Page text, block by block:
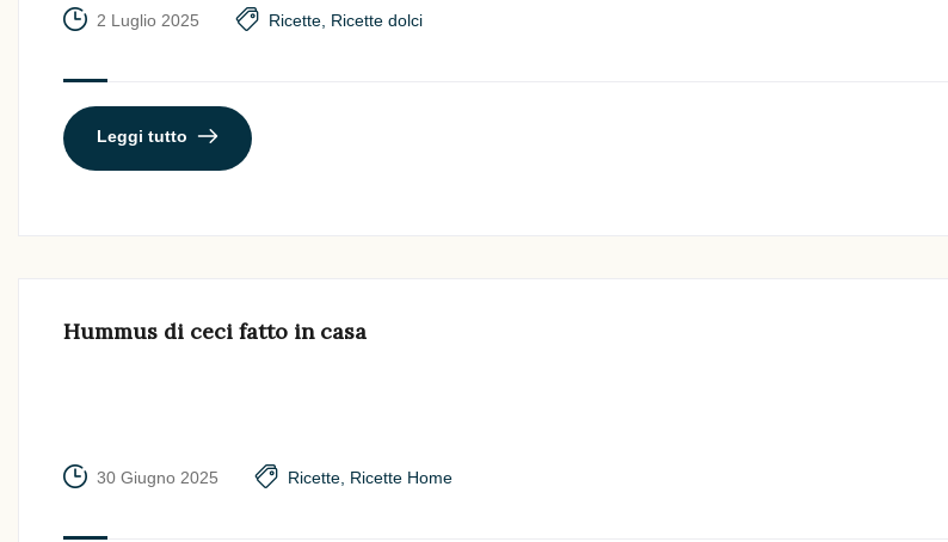
2 Luglio 2025 Ricette Ricette dolci
Leggi tutto
Hummus di ceci fatto in casa
30 Giugno 2025 Ricette Ricette Home